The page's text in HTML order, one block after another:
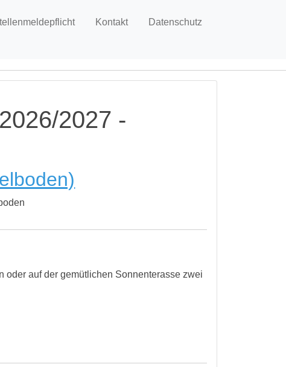
Kontakt Datenschutz
2027 -
auf der gemütlichen Sonnenterasse zwei